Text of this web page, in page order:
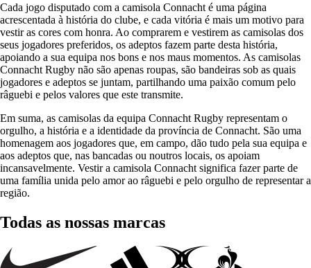
Cada jogo disputado com a camisola Connacht é uma página
acrescentada à história do clube, e cada vitória é mais um motivo para
vestir as cores com honra. Ao comprarem e vestirem as camisolas dos
seus jogadores preferidos, os adeptos fazem parte desta história,
apoiando a sua equipa nos bons e nos maus momentos. As camisolas
Connacht Rugby não são apenas roupas, são bandeiras sob as quais
jogadores e adeptos se juntam, partilhando uma paixão comum pelo
râguebi e pelos valores que este transmite.
Em suma, as camisolas da equipa Connacht Rugby representam o
orgulho, a história e a identidade da província de Connacht. São uma
homenagem aos jogadores que, em campo, dão tudo pela sua equipa e
aos adeptos que, nas bancadas ou noutros locais, os apoiam
incansavelmente. Vestir a camisola Connacht significa fazer parte de
uma família unida pelo amor ao râguebi e pelo orgulho de representar a
região.
Todas as nossas marcas